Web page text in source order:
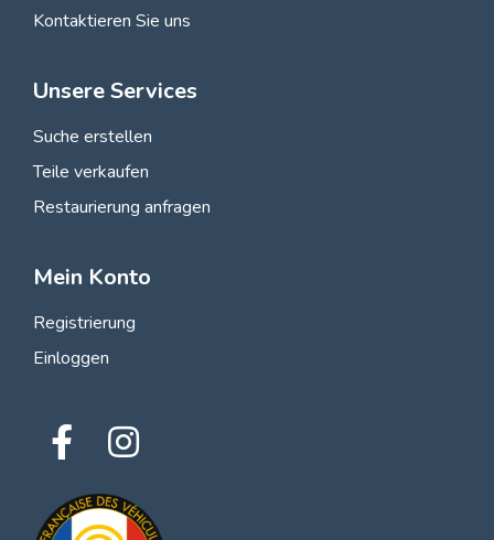
Kontaktieren Sie uns
Unsere Services
Suche erstellen
Teile verkaufen
Restaurierung anfragen
Mein Konto
Registrierung
Einloggen